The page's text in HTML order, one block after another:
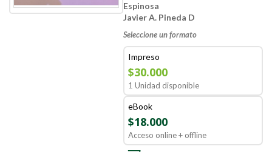
Espinosa
Javier A. Pineda D
Seleccione un formato
Impreso
$30.000
1 Unidad disponible
eBook
$18.000
Acceso online + offline